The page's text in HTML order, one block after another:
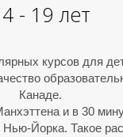
- 19 лет
курсов для
Канаде.
и в 30
Йорка. Такое